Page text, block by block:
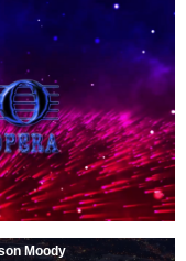
Moody